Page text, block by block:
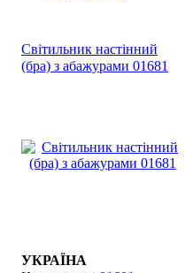
Світильник настінний
(бра) з абажурами 01681
УКРАЇНА